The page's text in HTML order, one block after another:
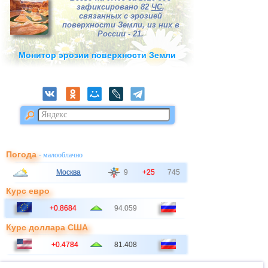
зафиксировано 82ЧС,
связанных с эрозией
поверхности Земли, из них в
России - 21.
Монитор эрозии поверхности Земли
Погода- малооблачно
Москва 9 +25 745
Курс евро
+0.8684 94.059
Курс доллара США
+0.4784 81.408